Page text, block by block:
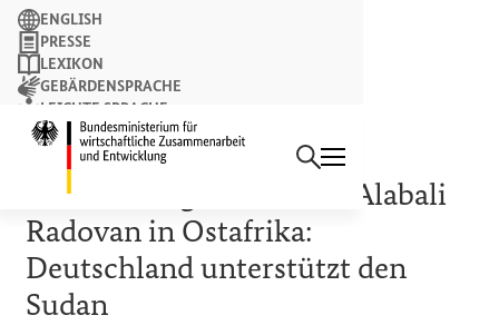
Suchbegriff
Suchen
ENGLISH
PRESSE
LEXIKON
GEBÄRDENSPRACHE
LEICHTE SPRACHE
NEWSLETTER
PRESSEMITTEILUNG
Entwicklungsministerin Alabali
Radovan in Ostafrika:
Deutschland unterstützt den
Sudan